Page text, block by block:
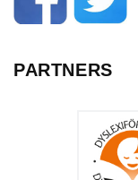
PARTNERS